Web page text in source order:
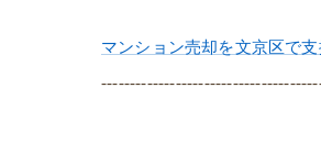
マンション売却を文京区で支